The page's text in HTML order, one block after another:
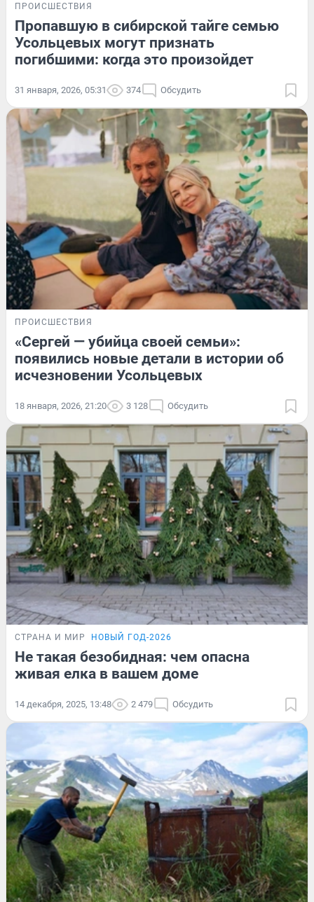
ПРОИСШЕСТВИЯ
Пропавшую в сибирской тайге семью
Усольцевых могут признать
погибшими: когда это произойдет
31 января, 2026, 05:31 374 Обсудить
ПРОИСШЕСТВИЯ
«Сергей — убийца своей семьи»:
появились новые детали в истории об
исчезновении Усольцевых
18 января, 2026, 21:20 3 128 Обсудить
СТРАНА И МИР НОВЫЙ ГОД-2026
Не такая безобидная: чем опасна
живая елка в вашем доме
14 декабря, 2025, 13:48 2 479 Обсудить